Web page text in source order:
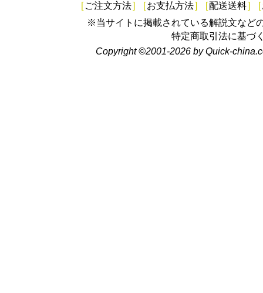
[ ご注文方法] [お支払方法] [配送送料] [
※当サイトに掲載されている解説文など
特定商取引法に基づ
Copyright ©2001-2026 by Quick-